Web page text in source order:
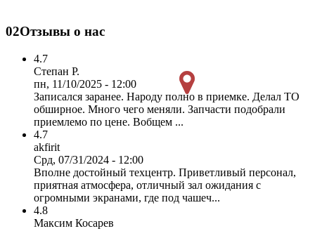
02Отзывы о нас
4.7
Степан Р.
пн, 11/10/2025 - 12:00
Записался заранее. Народу полно в приемке. Делал ТО
обширное. Много чего меняли. Запчасти подобрали
приемлемо по цене. Вобщем ...
4.7
akfirit
Срд, 07/31/2024 - 12:00
Вполне достойный техцентр. Приветливый персонал,
приятная атмосфера, отличный зал ожидания с
огромными экранами, где под чашеч...
4.8
Максим Косарев